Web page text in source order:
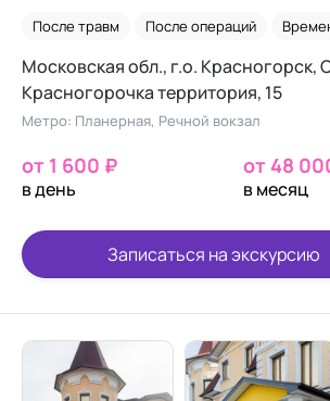
После травм После операций
Московская обл., г.о. Красногорск,
Красногорочка территория, 15
Метро: Планерная, Речной вокзал
от 1 600 ₽
в день
от 48
в месяц
Записаться на экскурсию